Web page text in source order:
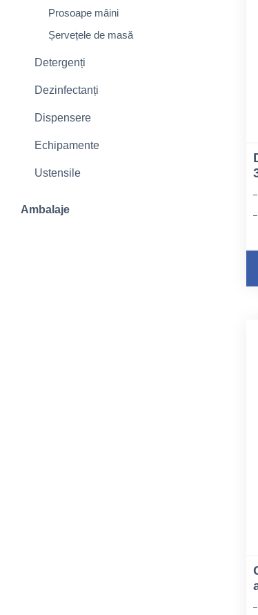
Prosoape mâini
Șervețele de masă
Detergenți
Dezinfectanți
Dispensere
Echipamente
Ustensile
Ambalaje